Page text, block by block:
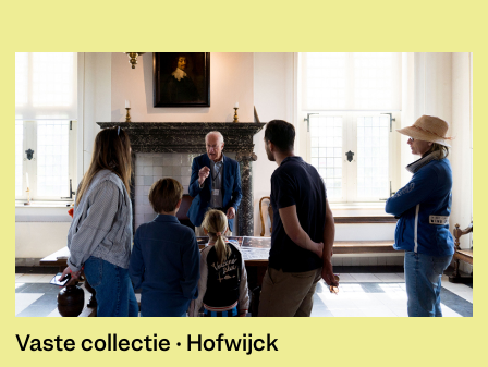
Vaste collectie • Hofwijck